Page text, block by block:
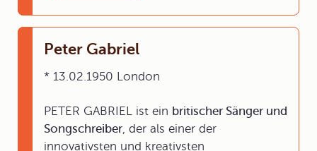
Peter Gabriel
* 13.02.1950 London
PETER GABRIEL ist ein britischer Sänger und
Songschreiber, der als einer der
innovativsten und kreativsten